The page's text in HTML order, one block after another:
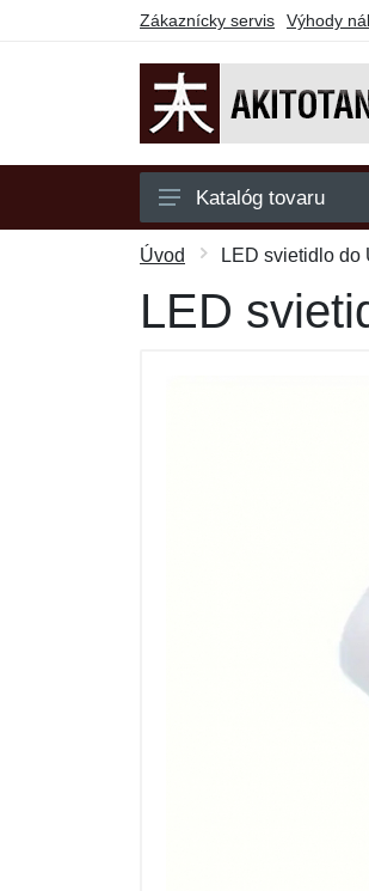
Zákaznícky servis Výhody
Mikiny
Polokošele
Katalóg tovaru
Úvod LED svietidlo do
LED